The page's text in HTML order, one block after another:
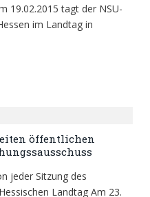
19.02.2015 tagt der NSU-
im Landtag in
öffentlichen
jeder Sitzung des
Landtag Am 23.